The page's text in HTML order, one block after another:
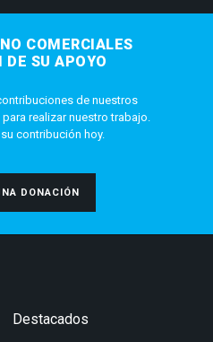
COMERCIALES
DE SU APOYO
de nuestros
realizar nuestro trabajo.
contribución hoy.
DONACIÓN
Destacados